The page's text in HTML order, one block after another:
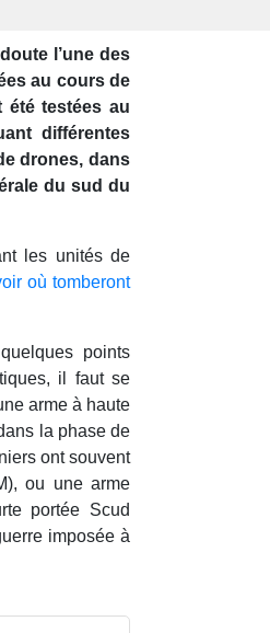
l’une des
au cours de
été testées au
différentes
drones, dans
du sud du
les unités de
où tomberont
points
il faut se
arme à haute
la phase de
ont souvent
ou une arme
portée Scud
imposée à